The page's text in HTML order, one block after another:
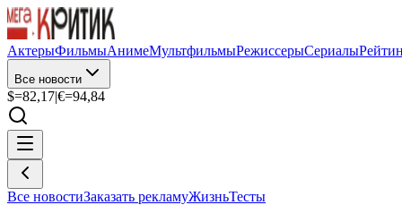
АктерыФильмыАнимеМультфильмыРежиссерыСериалы
Все новости
$=82,17|€=94,84
Все новостиЗаказать рекламуЖизньТесты